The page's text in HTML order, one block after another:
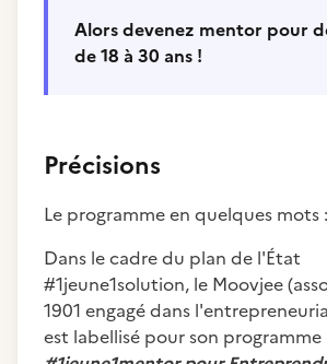
Alors devenez mentor pour
de 18 à 30 ans !
Précisions
Le programme en quelques mots :
Dans le cadre du plan de l'État
#1jeune1solution, le Moovjee
1901 engagé dans
est labellisé pour son programme